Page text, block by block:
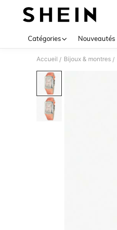
Catégories Nouveautés
Accueil / Bijoux & montres /